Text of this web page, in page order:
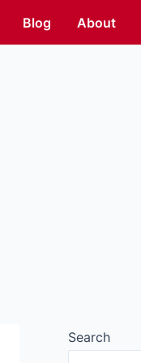
Blog About
Search